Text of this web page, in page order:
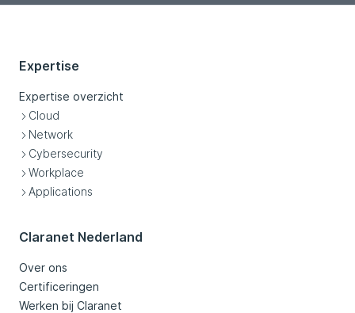
Expertise
Expertise overzicht
Cloud
Network
Cybersecurity
Workplace
Applications
Claranet Nederland
Over ons
Certificeringen
Werken bij Claranet